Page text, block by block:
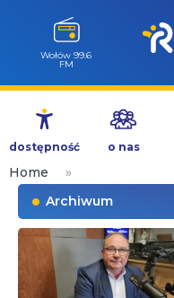
Przejdź
treści
Wołów 99.6
FM
dostępność o nas
Home
»
Archiwum